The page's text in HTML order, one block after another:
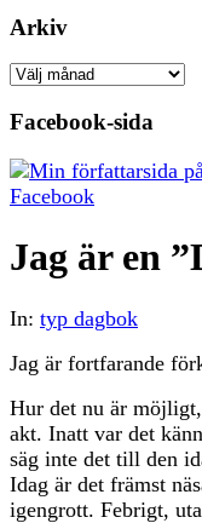
Arkiv
Arkiv
Facebook-sida
Jag är en
In: typ dagbok
Jag är fortfarande
Hur det nu är
akt. Inatt var det
säg inte det till den
Idag är det främst
igengrott. Febrigt,